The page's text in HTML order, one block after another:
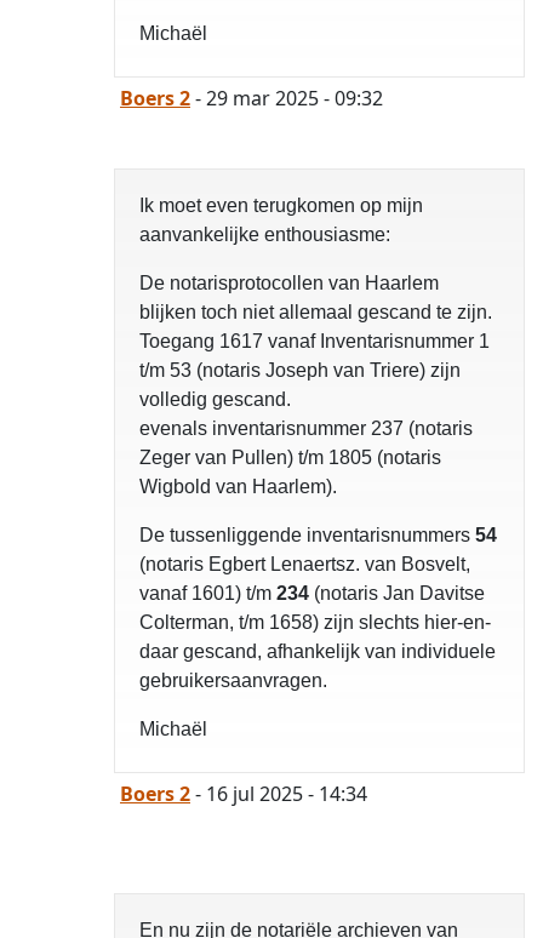
Michaël
Boers 2- 29 mar 2025 - 09:32
Ik moet even terugkomen op mijn
aanvankelijke enthousiasme:
De notarisprotocollen van Haarlem
blijken toch niet allemaal gescand te zijn.
Toegang 1617 vanaf Inventarisnummer 1
t/m 53 (notaris Joseph van Triere) zijn
volledig gescand.
evenals inventarisnummer 237 (notaris
Zeger van Pullen) t/m 1805 (notaris
Wigbold van Haarlem).
De tussenliggende inventarisnummers 54
(notaris Egbert Lenaertsz. van Bosvelt,
vanaf 1601) t/m 234 (notaris Jan Davitse
Colterman, t/m 1658) zijn slechts hier-en-
daar gescand, afhankelijk van individuele
gebruikersaanvragen.
Michaël
Boers 2- 16 jul 2025 - 14:34
En nu zijn de notariële archieven van
opgelost